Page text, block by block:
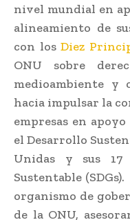
nivel mundial en
alineamiento de
con los Diez
ONU sobre
medioambiente
hacia impulsar la
empresas en
el Desarrollo
Unidas y sus 17
Sustentable
organismo de
de la ONU,